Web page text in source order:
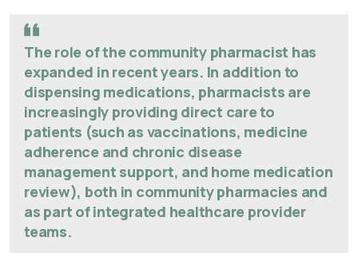
The role of the community pharmacist has
expanded in recent years. In addition to
dispensing medications, pharmacists are
increasingly providing direct care to
patients (such as vaccinations, medicine
adherence and chronic disease
management support, and home medication
review), both in community pharmacies and
as part of integrated healthcare provider
teams.